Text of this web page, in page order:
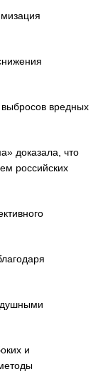
вредных
доказала, что
российских
и